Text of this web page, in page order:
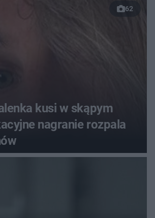
62
kusi w skąpym
nagranie rozpala